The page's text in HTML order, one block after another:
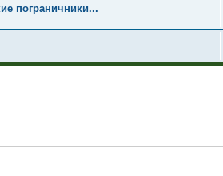
пограничники...